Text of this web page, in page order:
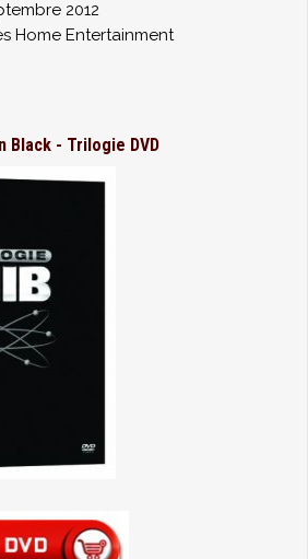
2012
Home Entertainment
Black - Trilogie DVD